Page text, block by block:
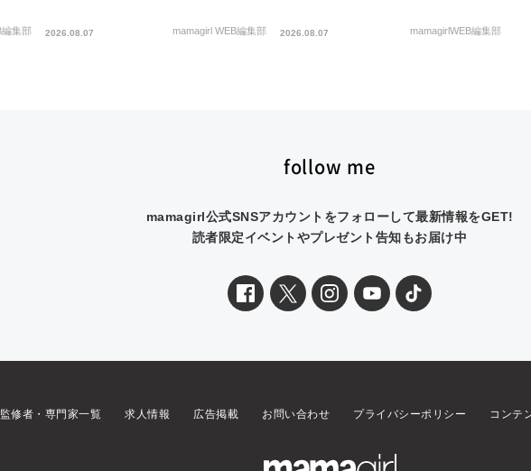
編集部 2026.08.07 mamagirl WEB編集部 2026.08.07 mamagirlWEB編集部
follow me
mamagirl公式SNSアカウントをフォローして最新情報をGET!
読者限定イベントやプレゼント告知もお届け中
監修者・専門家一覧 求人情報 広告掲載 お問い合わせ プライバシーポリシー コンテ